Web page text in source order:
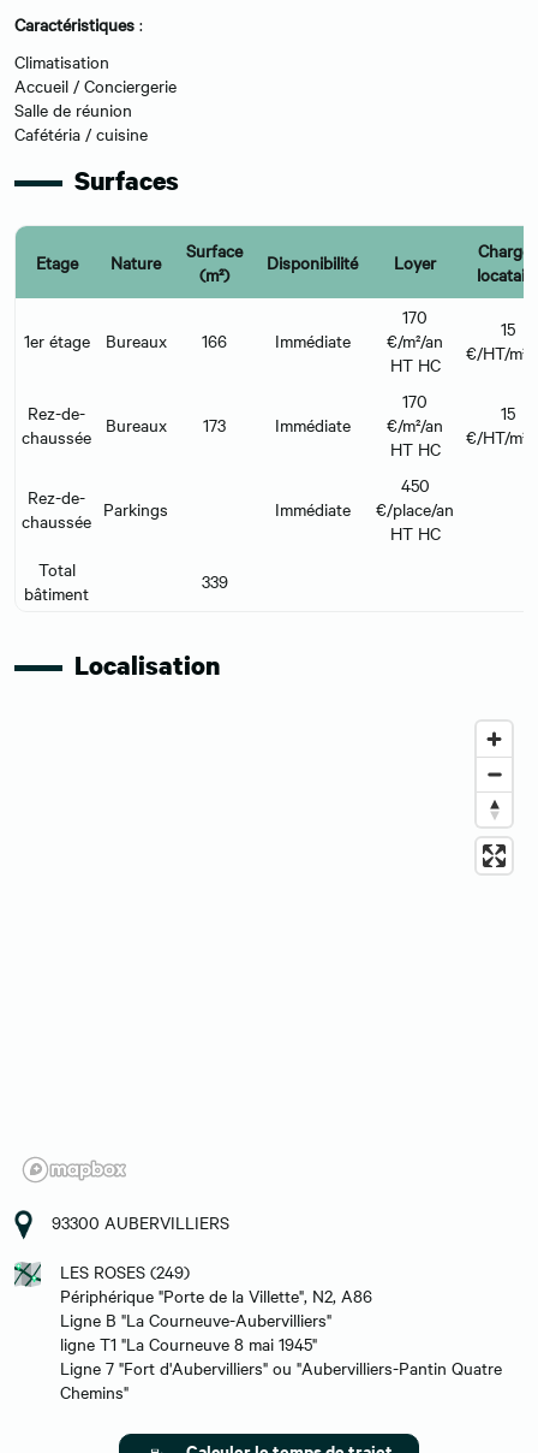
Caractéristiques :
Climatisation
Accueil / Conciergerie
Salle de réunion
Cafétéria / cuisine
Surfaces
Etage Nature
Surface
(m²)
Disponibilité Loyer
Charges
locataire
1er étage Bureaux 166 Immédiate
170
€/m²/an
HT HC
15
€/HT/m²/
Rez-de-
chaussée
Bureaux 173 Immédiate
170
€/m²/an
HT HC
15
€/HT/m²/
Rez-de-
chaussée Parkings Immédiate
450
€/place/an
HT HC
Total
bâtiment
339
Localisation
93300 AUBERVILLIERS
LES ROSES (249)
Périphérique "Porte de la Villette", N2, A86
Ligne B "La Courneuve-Aubervilliers"
ligne T1 "La Courneuve 8 mai 1945"
Ligne 7 "Fort d'Aubervilliers" ou "Aubervilliers-Pantin Quatre
Chemins"